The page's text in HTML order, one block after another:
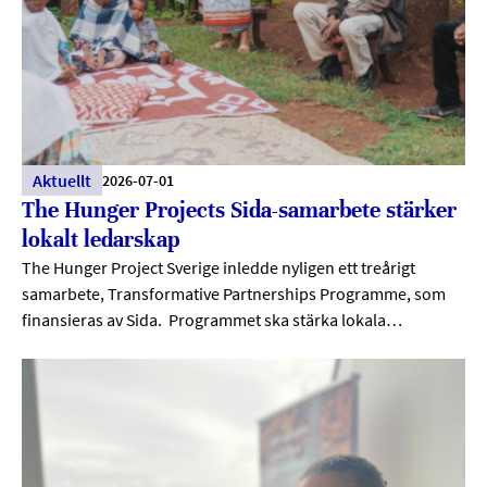
Aktuellt 2026-07-01
The Hunger Projects Sida-samarbete stärker
lokalt ledarskap
The Hunger Project Sverige inledde nyligen ett treårigt
samarbete, Transformative Partnerships Programme, som
finansieras av Sida. Programmet ska stärka lokala…